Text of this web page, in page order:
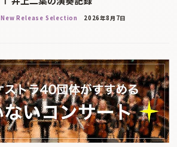
New Release Selection 2026年8月7日